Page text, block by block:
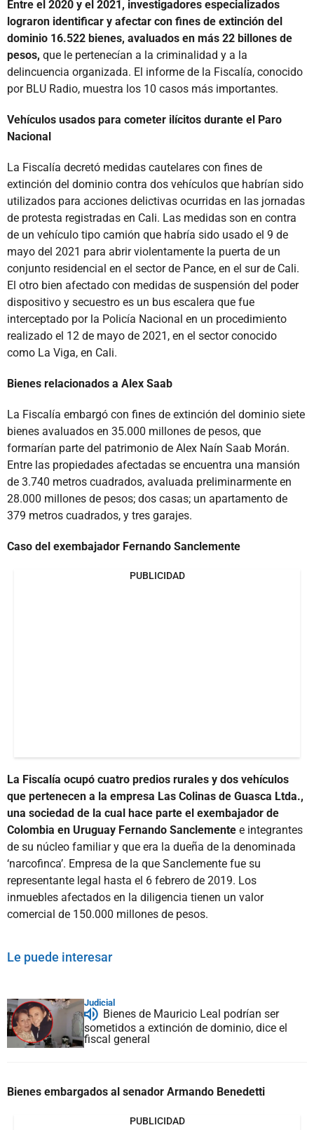
Entre el 2020 y el 2021, investigadores especializados
lograron identificar y afectar con fines de extinción del
dominio 16.522 bienes, avaluados en más 22 billones de
pesos, que le pertenecían a la criminalidad y a la
delincuencia organizada. El informe de la Fiscalía, conocido
por BLU Radio, muestra los 10 casos más importantes.
Vehículos usados para cometer ilícitos durante el Paro
Nacional
La Fiscalía decretó medidas cautelares con fines de
extinción del dominio contra dos vehículos que habrían sido
utilizados para acciones delictivas ocurridas en las jornadas
de protesta registradas en Cali. Las medidas son en contra
de un vehículo tipo camión que habría sido usado el 9 de
mayo del 2021 para abrir violentamente la puerta de un
conjunto residencial en el sector de Pance, en el sur de Cali.
El otro bien afectado con medidas de suspensión del poder
dispositivo y secuestro es un bus escalera que fue
interceptado por la Policía Nacional en un procedimiento
realizado el 12 de mayo de 2021, en el sector conocido
como La Viga, en Cali.
Bienes relacionados a Alex Saab
La Fiscalía embargó con fines de extinción del dominio siete
bienes avaluados en 35.000 millones de pesos, que
formarían parte del patrimonio de Alex Naín Saab Morán.
Entre las propiedades afectadas se encuentra una mansión
de 3.740 metros cuadrados, avaluada preliminarmente en
28.000 millones de pesos; dos casas; un apartamento de
379 metros cuadrados, y tres garajes.
Caso del exembajador Fernando Sanclemente
PUBLICIDAD
La Fiscalía ocupó cuatro predios rurales y dos vehículos
que pertenecen a la empresa Las Colinas de Guasca Ltda.,
una sociedad de la cual hace parte el exembajador de
Colombia en Uruguay Fernando Sanclemente e integrantes
de su núcleo familiar y que era la dueña de la denominada
‘narcofinca’. Empresa de la que Sanclemente fue su
representante legal hasta el 6 febrero de 2019. Los
inmuebles afectados en la diligencia tienen un valor
comercial de 150.000 millones de pesos.
Le puede interesar
Judicial
Bienes de Mauricio Leal podrían ser
sometidos a extinción de dominio, dice el
fiscal general
Bienes embargados al senador Armando Benedetti
PUBLICIDAD